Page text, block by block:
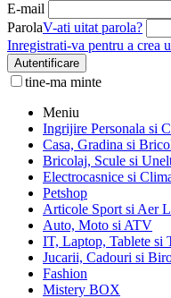
E-mail
ParolaV-ati uitat parola?
Inregistrati-va pentru a crea
Autentificare
tine-ma minte
Meniu
Ingrijire Personala si
Casa, Gradina si
Bricolaj, Scule si
Electrocasnice si
Petshop
Articole Sport si Aer
Auto, Moto si ATV
IT, Laptop, Tablete si
Jucarii, Cadouri si
Fashion
Mistery BOX